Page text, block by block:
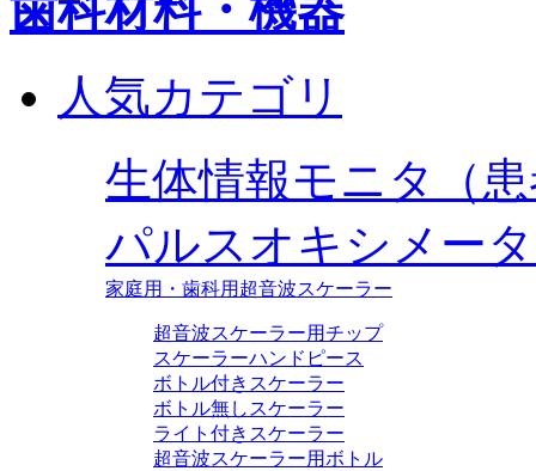
人気カテゴリ
生体情報モニタ（
パルスオキシメー
家庭用・歯科用超音波スケーラー
超音波スケーラー用チップ
スケーラーハンドピース
ボトル付きスケーラー
ボトル無しスケーラー
ライト付きスケーラー
超音波スケーラー用ボトル